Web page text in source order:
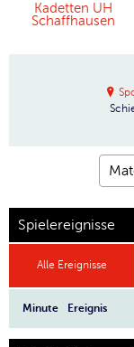
Kadetten UH
Schaffhausen
Spielereignisse
Alle Ereignisse
Minute Ereignis